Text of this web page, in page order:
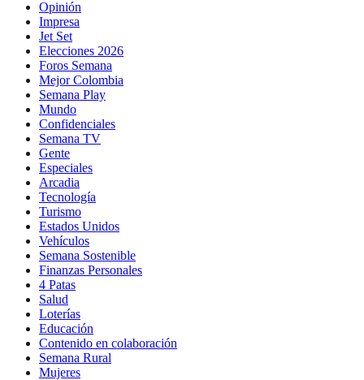
Opinión
Impresa
Jet Set
Elecciones 2026
Foros Semana
Mejor Colombia
Semana Play
Mundo
Confidenciales
Semana TV
Gente
Especiales
Arcadia
Tecnología
Turismo
Estados Unidos
Vehículos
Semana Sostenible
Finanzas Personales
4 Patas
Salud
Loterías
Educación
Contenido en colaboración
Semana Rural
Mujeres